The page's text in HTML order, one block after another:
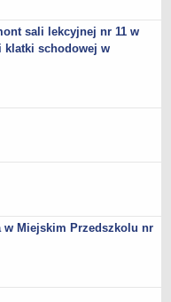
sali lekcyjnej nr 11 w
klatki schodowej w
w Miejskim Przedszkolu nr